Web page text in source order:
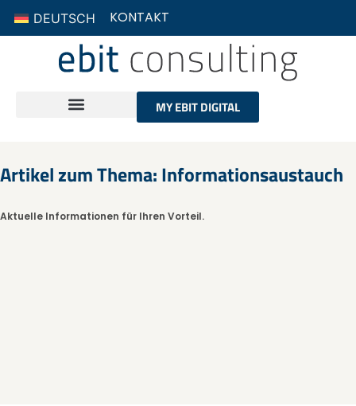
KONTAKT
DEUTSCH
MY EBIT DIGITAL
Artikel zum Thema: Informationsaustauch
Aktuelle Informationen für Ihren Vorteil.